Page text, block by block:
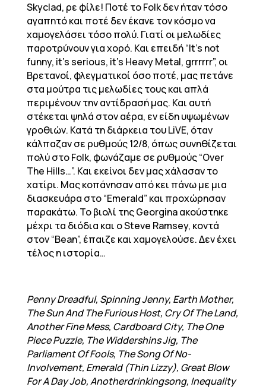
Skyclad, ρε φίλε! Ποτέ το Folk δεν ήταν τόσο
αγαπητό και ποτέ δεν έκανε τον κόσμο να
χαμογελάσει τόσο πολύ. Γιατί οι μελωδίες
παροτρύνουν για χορό. Και επειδή “It’s not
funny, it’s serious, it’s Heavy Metal, grrrrrr”, οι
Βρετανοί, φλεγματικοί όσο ποτέ, μας πετάνε
στα μούτρα τις μελωδίες τους και απλά
περιμένουν την αντίδρασή μας. Και αυτή
στέκεται ψηλά στον αέρα, εν είδη υψωμένων
γροθιών. Κατά τη διάρκεια του LiVE, όταν
κάλπαζαν σε ρυθμούς 12/8, όπως συνηθίζεται
πολύ στο Folk, φωνάζαμε σε ρυθμούς “Over
The Hills…”. Και εκείνοι δεν μας χάλασαν το
χατίρι. Μας κοπάνησαν από κει πάνω με μια
διασκευάρα στο “Emerald” και προχώρησαν
παρακάτω. Το βιολί της Georgina ακούστηκε
μέχρι τα διόδια και ο Steve Ramsey, κοντά
στον “Bean”, έπαιζε και χαμογελούσε. Δεν έχει
τέλος η ιστορία…
Penny Dreadful, Spinning Jenny, Earth Mother,
The Sun And The Furious Host, Cry Of The Land,
Another Fine Mess, Cardboard City, The One
Piece Puzzle, The Widdershins Jig, The
Parliament Of Fools, The Song Of No-
Involvement, Emerald (Thin Lizzy), Great Blow
For A Day Job, Anotherdrinkingsong, Inequality